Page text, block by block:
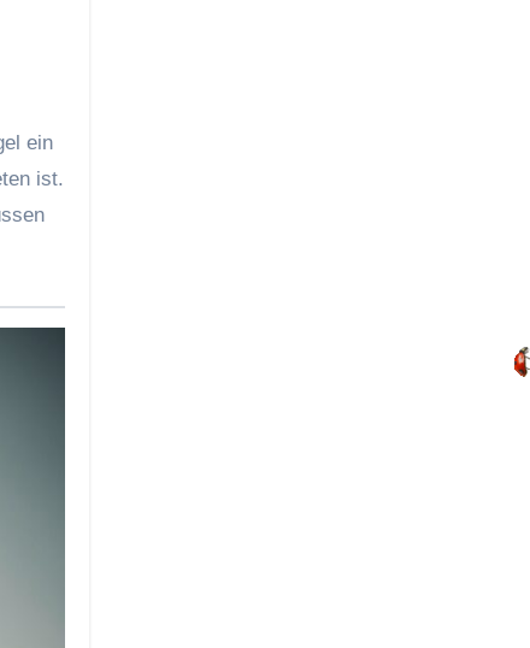
ein
ist.